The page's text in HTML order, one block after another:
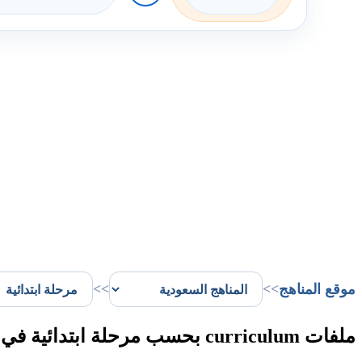
موقع المناهج>>
>>
ملفات curriculum بحسب مرحلة ابتدائية في المملكة العربية السعودية